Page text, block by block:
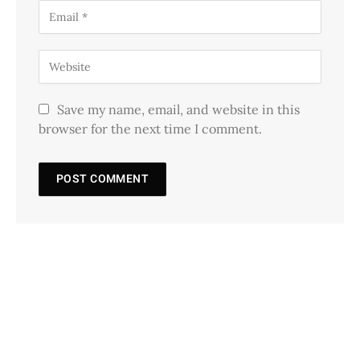
Save my name, email, and website in this
browser for the next time I comment.